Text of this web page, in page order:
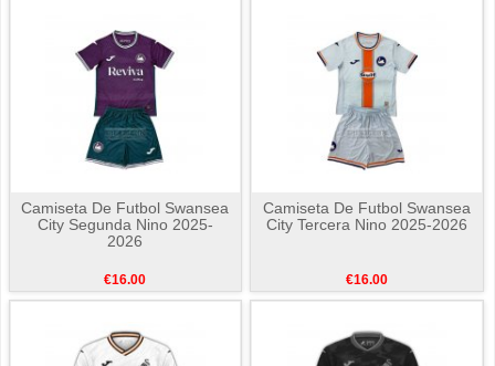
Camiseta De Futbol Swansea
City Segunda Nino 2025-
2026
€16.00
Camiseta De Futbol Swansea
City Tercera Nino 2025-2026
€16.00